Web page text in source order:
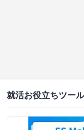
就活お役立ちツール